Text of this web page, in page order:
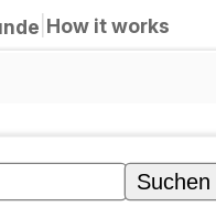
How it works